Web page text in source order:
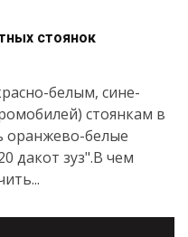
стоянок
белым, сине-
стоянкам в
оранжево-белые
дакот зуз".В чем